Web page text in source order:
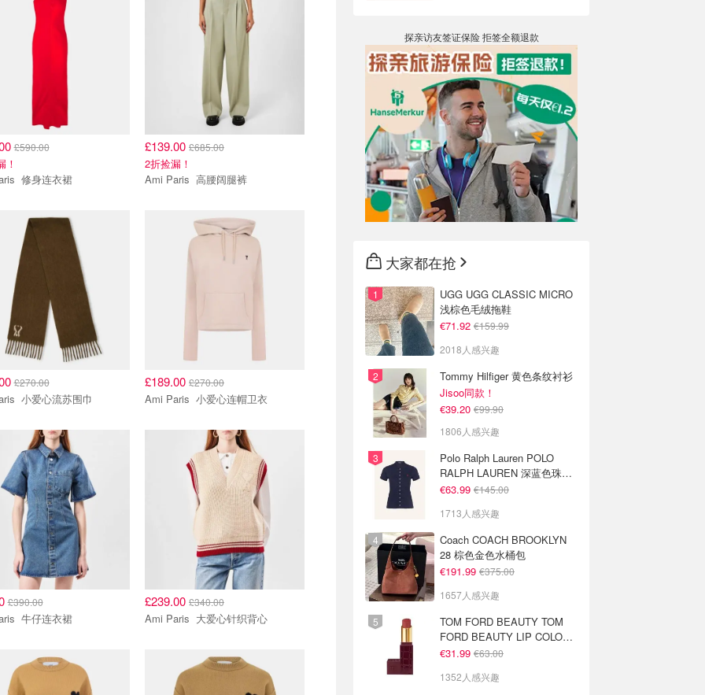
£590.00
！
Ami Paris 修身连衣裙
£139.00 £685.00
2折捡漏！
Ami Paris 高腰阔腿裤
£270.00
Ami Paris 小爱心流苏围巾
£189.00 £270.00
Ami Paris 小爱心连帽卫衣
£390.00
Ami Paris 牛仔连衣裙
£239.00 £340.00
Ami Paris 大爱心针织背心
探亲访友签证保险 拒签全额退款
大家都在抢
UGG UGG CLASSIC MICRO
浅棕色毛绒拖鞋
€71.92 €159.99
2018人感兴趣
Tommy Hilfiger 黄色条纹衬衫
Jisoo同款！
€39.20 €99.90
1806人感兴趣
Polo Ralph Lauren POLO
RALPH LAUREN 深蓝色珠地
布 Polo衫
€63.99 €145.00
1713人感兴趣
Coach COACH BROOKLYN
28 棕色金色水桶包
€191.99 €375.00
1657人感兴趣
TOM FORD BEAUTY TOM
FORD BEAUTY LIP COLOR
SATIN MATTE 裸玫瑰口红
€31.99 €63.00
1352人感兴趣